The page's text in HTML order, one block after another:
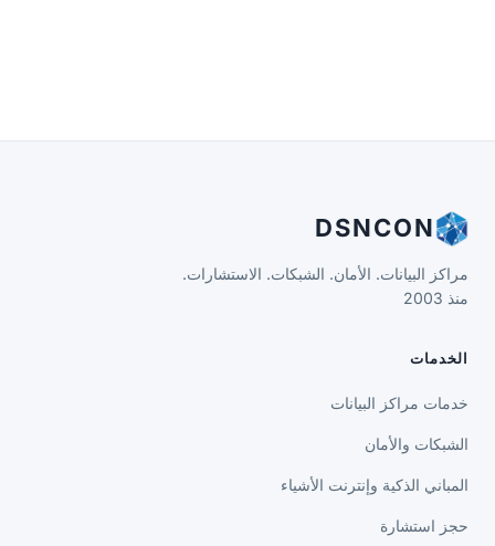
DSNCON
منذ 2003
الخدمات
خدمات مراكز البيانات
الشبكات والأمان
المباني الذكية وإنترنت الأشياء
حجز استشارة